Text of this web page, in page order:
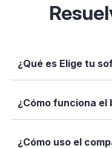
¿Qué es Elige tu
Elige tu software es
que te permite
soluciones digitales
¿Cómo funciona el
Simplemente
¿Cómo uso el